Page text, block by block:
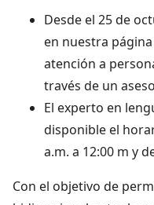
Desde el 25 de
en nuestra
atención a
través de un
El experto en
disponible el
a.m. a 12:00 m y
Con el objetivo de